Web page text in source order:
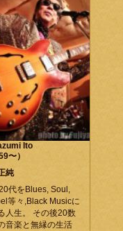
Ito
〜）
純
代をBlues, Soul,
等々,Black Musicに
人生。 その後20数
音楽と無縁の生活